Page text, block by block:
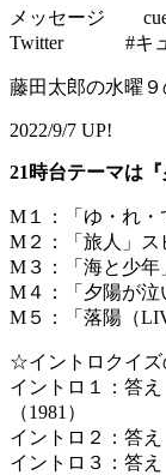
メッセージ
Twitter #キュ
藤田太郎の水曜
2022/9/7 UP!
21時台テーマは『
M１：「ゆ・れ・
M２：「旅人」ス
M３：「海と少年
M４：「夕陽が泣
M５：「落陽（
☆イントロクイズ
イントロ１：答
（1981）
イントロ２：答え
イントロ３：答